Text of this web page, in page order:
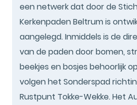
een netwerk dat door de
Kerkenpaden Beltrum is
aangelegd. Inmiddels is de
van de paden door bomen,
beekjes en bosjes behoorlijk
volgen het Sonderspad
Rustpunt Tokke-Wekke. Het